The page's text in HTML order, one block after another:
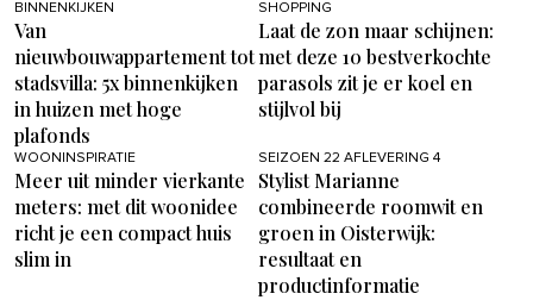
BINNENKIJKEN
Van
nieuwbouwappartement tot
stadsvilla: 5x binnenkijken
in huizen met hoge
plafonds
SHOPPING
Laat de zon maar schijnen:
met deze 10 bestverkochte
parasols zit je er koel en
stijlvol bij
WOONINSPIRATIE
Meer uit minder vierkante
meters: met dit woonidee
richt je een compact huis
slim in
SEIZOEN 22 AFLEVERING 4
Stylist Marianne
combineerde roomwit en
groen in Oisterwijk:
resultaat en
productinformatie